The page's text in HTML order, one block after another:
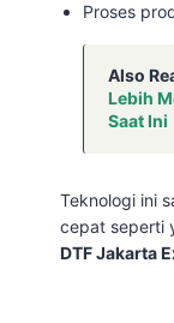
Proses
Also
Lebih
Saat Ini
Teknologi ini
cepat seperti
DTF Jakarta